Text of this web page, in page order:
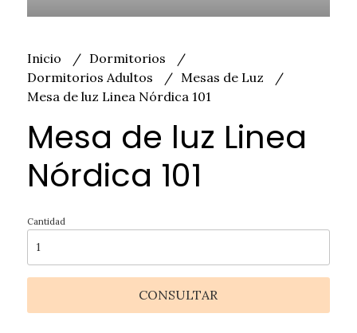
Inicio
Dormitorios
Dormitorios Adultos
Mesas de Luz
Mesa de luz Linea Nórdica 101
Mesa de luz Linea
Nórdica 101
Cantidad
CONSULTAR